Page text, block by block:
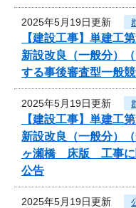
2025年5月19日更新
【建設工事】単建工
新設改良（一般分）
する事後審査型一般
2025年5月19日更新
【建設工事】単建工
新設改良（一般分）
ヶ瀬橋 床版 工事に
公告
2025年5月19日更新